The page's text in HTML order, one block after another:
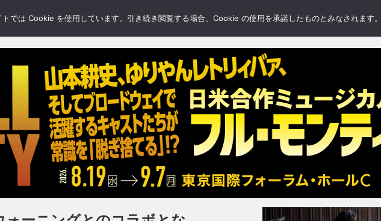
GALLERY BLOGS FEATURE
では Cookie を使用しています。引き続き閲覧する場合、Cookie の使用を承諾したものとみなされます。